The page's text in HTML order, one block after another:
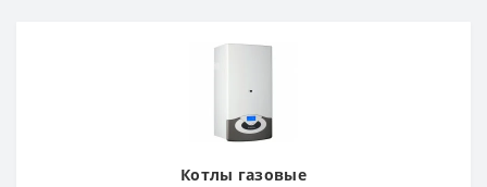
Котлы газовые